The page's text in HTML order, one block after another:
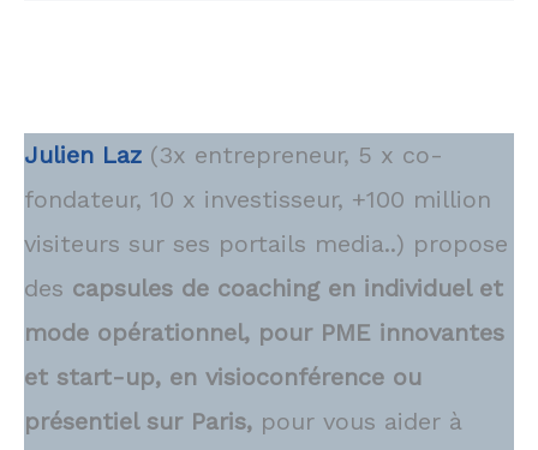
Julien Laz (3x entrepreneur, 5 x co-
fondateur, 10 x investisseur, +100 million
visiteurs sur ses portails media..) propose
des capsules de coaching en individuel et
mode opérationnel, pour PME innovantes
et start-up, en visioconférence ou
présentiel sur Paris, pour vous aider à